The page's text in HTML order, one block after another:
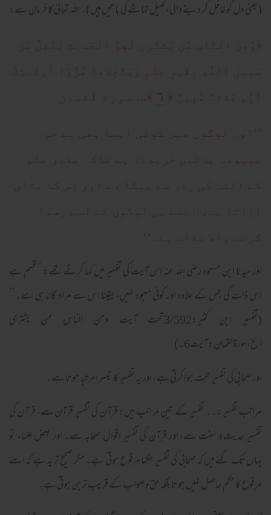
(یعنی دل کو غافل کر دینے والی، کھیل تماشے کی باتیں ہیں)۔ اللہ تعالیٰ کا فرمان ہے:
﴿ وَمِنَ النّاسِ مَن يَشتَرى لَهوَ الحَديثِ لِيُضِلَّ عَن
سَبيلِ اللَّهِ بِغَيرِ عِلمٍ وَيَتَّخِذَها هُزُوًا أُولـٰئِكَ
لَهُم عَذابٌ مُهينٌ ﴿ ٦ ﴾... سورة لقمان
’’اور لوگوں میں کوئی ایسا بھی ہے جو
بیہودہ باتیں خریدتا ہے تاکہ بغیر علم
کے اللہ کی راہ سے بہکا دے اور اس کا مذاق
اڑاتا ہے، ایسے ہی لوگوں کے لیے رسوا
کرنے والا عذاب ہے۔‘‘
اور سیدنا ابن مسعود رضی اللہ عنہ اس آیت کی تفسیر میں کہا کرتے تھے: ’’قسم ہے
اس ذات کی جس کے علاوہ اور کوئی معبود نہیں، یقینا اس سے مراد گانا ہی ہے۔‘‘
(تفسیر ابن کثیر:3/592تحت آیت ومن الناس من یشتری
الخ،سورۃلقمان:آیت6۔)
اور صحابی کی تفسیر حجت ہوا کرتی ہے، اور یہ تفسیر کا تیسرا مرتبہ ہوتا ہے۔
مراتب تفسیر:۔۔ تفسیر کے تین مراتب ہیں: قرآن کی تفسیر قرآن سے، قرآن کی
تفسیر حدیث و سنت سے، اور قرآن کی تفسیر اقوال صحابہ سے۔ اور بعض علماء تو
یہاں تک گئے ہیں کہ صحابی کی تفسیر حکما مرفوع ہوتی ہے۔ مگر صحیح تر یہ ہے کہ اسے
مرفوع کا حکم حاصل نہیں ہوتا بلکہ حق و صواب کے قریب ترین ہوتی ہے۔